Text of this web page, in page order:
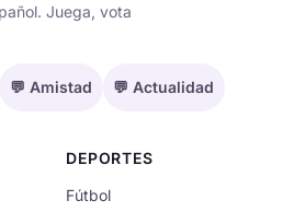
Juega, vota
💬 Amistad 💬 Actualidad
DEPORTES
Fútbol